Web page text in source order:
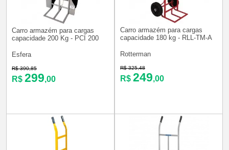
Carro armazém para cargas
capacidade 200 Kg - PCI 200
Esfera
R$ 390,85
R$ 299,00
Carro armazém para cargas
capacidade 180 kg - RLL-TM-A
Rotterman
R$ 325,48
R$ 249,00